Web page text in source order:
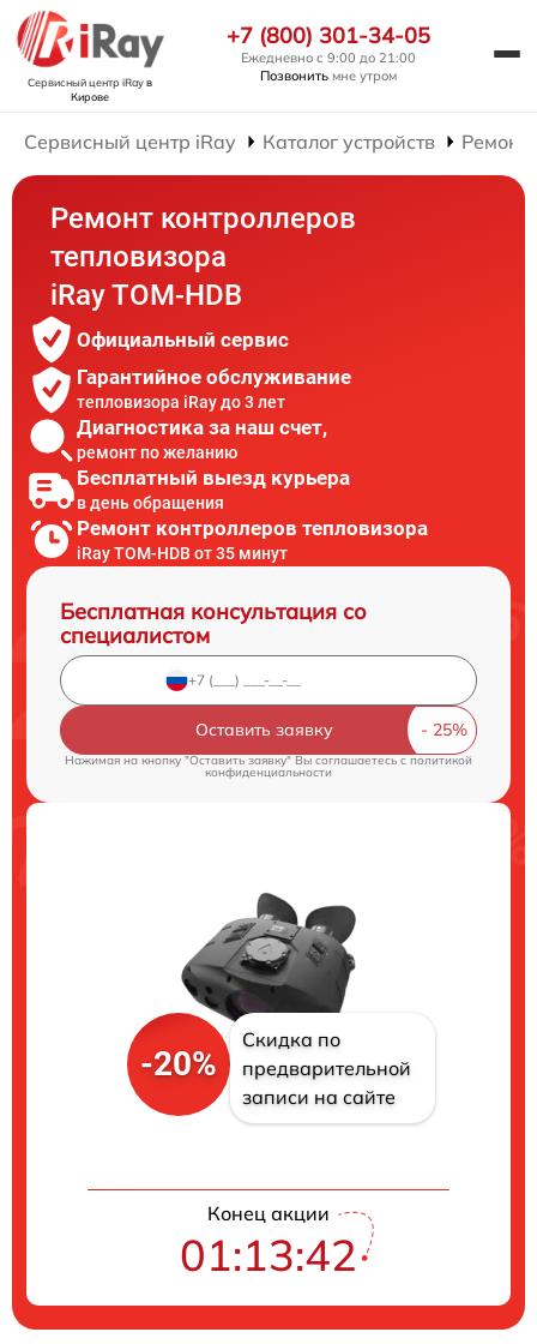
Сервисный центр iRayв
Кирове
+7 (800) 301-34-05
Ежедневно с 9:00 до 21:00
Позвонить мне утром
Сервисный центр iRay Каталог устройств Ремонт
Ремонт контроллеров
тепловизора
iRay TOM-HDB
Официальный сервис
Гарантийное обслуживание
тепловизора iRay до 3 лет
Диагностика за наш счет,
ремонт по желанию
Бесплатный выезд курьера
в день обращения
Ремонт контроллеров тепловизора
iRay TOM-HDB от 35 минут
Бесплатная консультация со
специалистом
Оставить заявку
Нажимая на кнопку "Оставить заявку" Вы соглашаетесь cполитикой
конфиденциальности
-20%
Скидка по
предварительной
записи на сайте
Конец акции
01:13:40